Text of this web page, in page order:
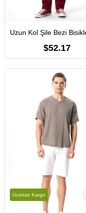
$52.17
Ücretsiz Kargo